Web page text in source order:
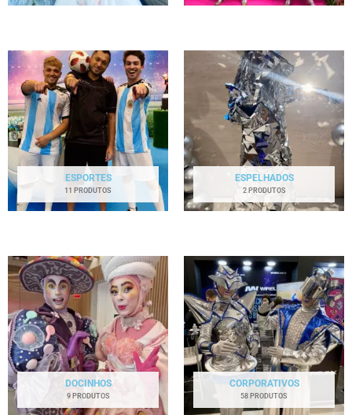
ESPORTES
11 PRODUTOS
ESPELHADOS
2 PRODUTOS
DOCINHOS
9 PRODUTOS
CORPORATIVOS
58 PRODUTOS